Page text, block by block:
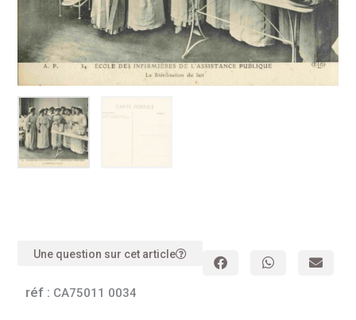
Une question sur cet article
réf : CA75011 0034